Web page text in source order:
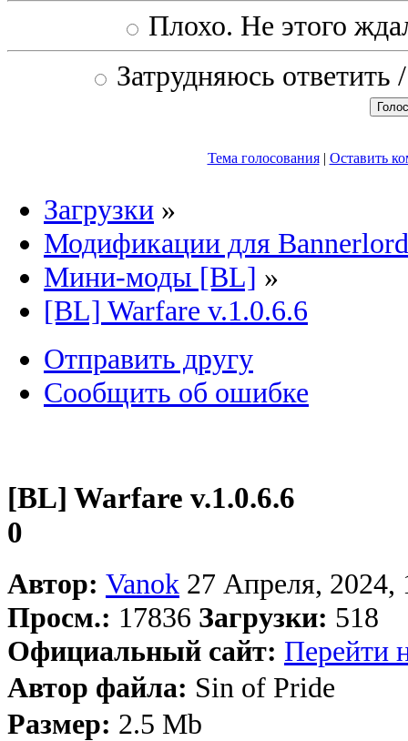
Плохо. Не этого
Затрудняюсь
Тема голосования| Оставить
Загрузки »
Модификации для Bannerlord
Мини-моды [BL] »
[BL] Warfare v.1.0.6.6
Отправить другу
Сообщить об ошибке
[BL] Warfare v.1.0.6.6
0
Автор: Vanok 27 Апреля, 2024,
Просм.: 17836 Загрузки: 518
Официальный сайт: Перейти
Автор файла: Sin of Pride
Размер: 2.5 Mb